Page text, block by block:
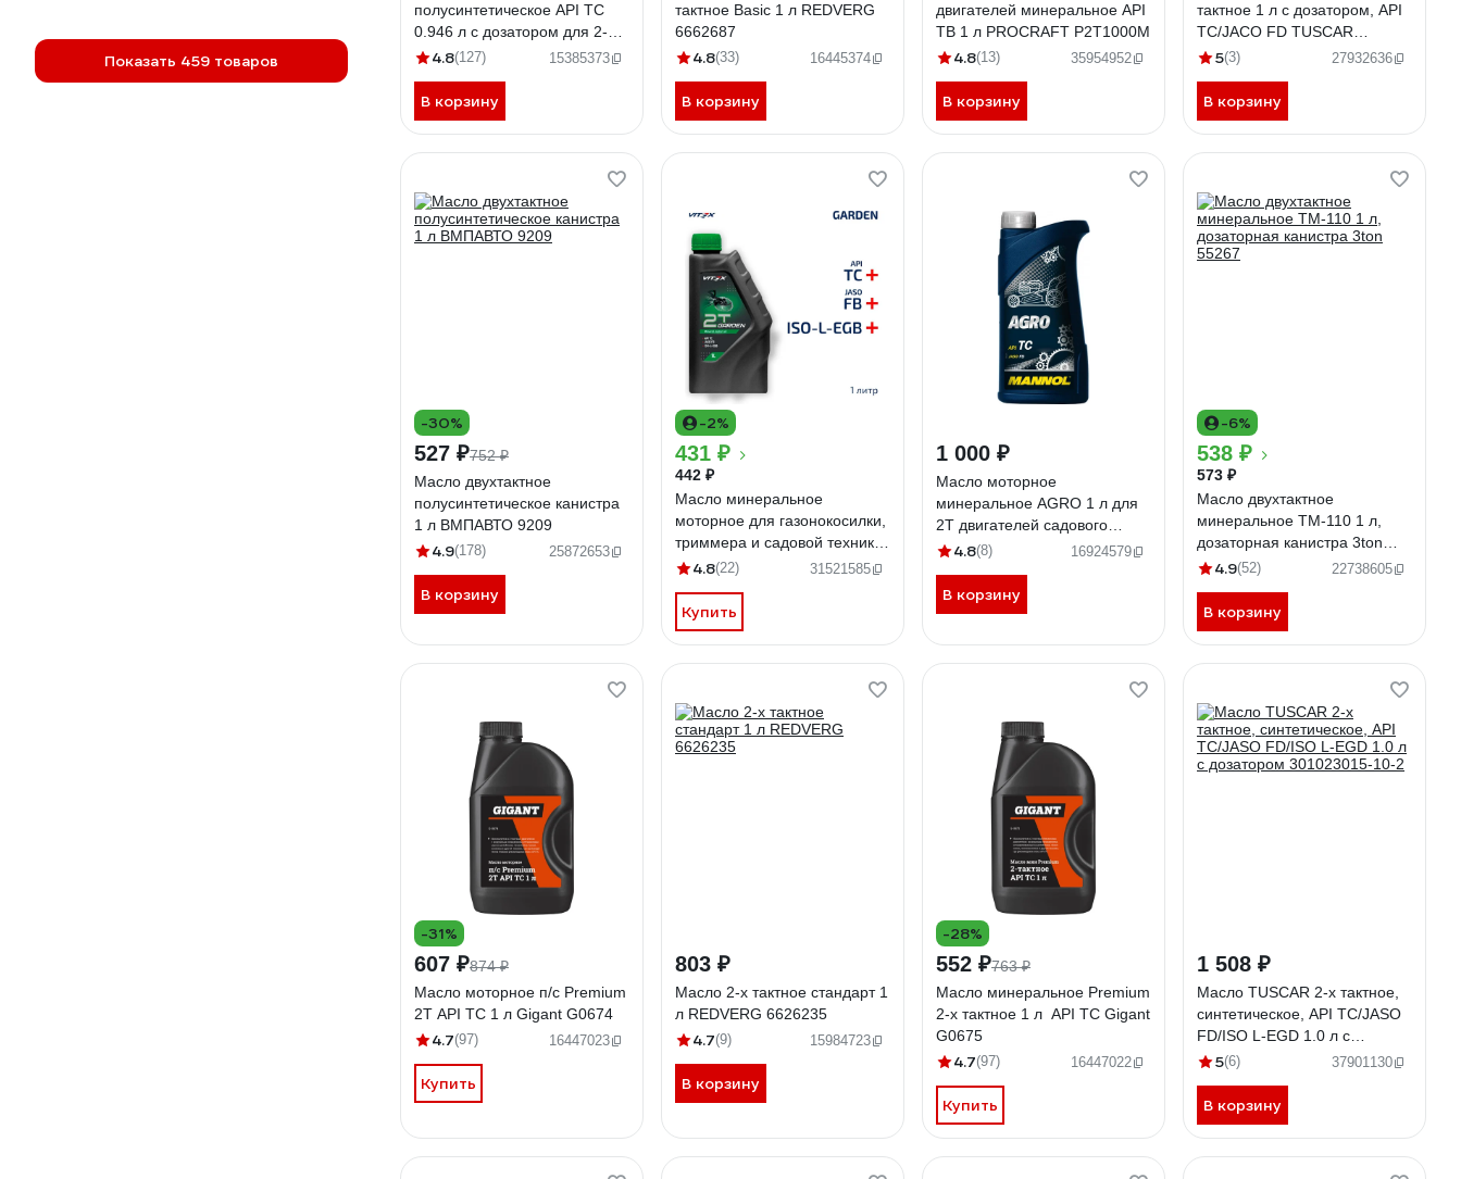
Показать 459 товаров
полусинтетическое API TC
0.946 л с дозатором для 2-
тактных двигателей REZOIL
4.8(127) 15385373
В корзину
тактное Basic 1 л REDVERG
6662687
4.8(33) 16445374
В корзину
двигателей минеральное API
TB 1 л PROCRAFT P2T1000M
4.8(13) 35954952
В корзину
тактное 1 л с дозатором, API
TC/JACO FD TUSCAR
301022015-10-2
5(3) 27932636
В корзину
-30%
527 ₽752 ₽
Масло двухтактное
полусинтетическое канистра
1 л ВМПАВТО 9209
4.9(178) 25872653
В корзину
-2%
431 ₽
442 ₽
Масло минеральное
моторное для газонокосилки,
триммера и садовой техники
1 л. Garden 2T API TC ISO-L-
v334401
4.8(22) 31521585
Купить
1 000 ₽
Масло моторное
минеральное AGRO 1 л для
2Т двигателей садового
оборудования MANNOL 1435
4.8(8) 16924579
В корзину
-6%
538 ₽
573 ₽
Масло двухтактное
минеральное ТМ-110 1 л,
дозаторная канистра 3ton
55267
4.9(52) 22738605
В корзину
-31%
607 ₽874 ₽
Масло моторное п/с Premium
2Т API TC 1 л Gigant G0674
4.7(97) 16447023
Купить
803 ₽
Масло 2-х тактное стандарт 1
л REDVERG 6626235
4.7(9) 15984723
В корзину
-28%
552 ₽763 ₽
Масло минеральное Premium
2-х тактное 1 л API TC Gigant
G0675
4.7(97) 16447022
Купить
1 508 ₽
Масло TUSCAR 2-х тактное,
синтетическое, API TC/JASO
FD/ISO L-EGD 1.0 л с
дозатором 301023015-10-2
5(6) 37901130
В корзину